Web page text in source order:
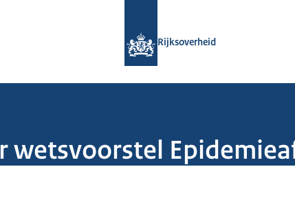
Rijksoverheid
wetsvoorstel